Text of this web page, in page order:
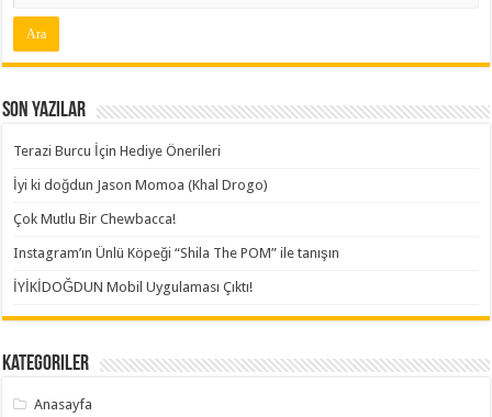
Son Yazılar
Terazi Burcu İçin Hediye Önerileri
İyi ki doğdun Jason Momoa (Khal Drogo)
Çok Mutlu Bir Chewbacca!
Instagram’ın Ünlü Köpeği “Shila The POM” ile tanışın
İYİKİDOĞDUN Mobil Uygulaması Çıktı!
Kategoriler
Anasayfa